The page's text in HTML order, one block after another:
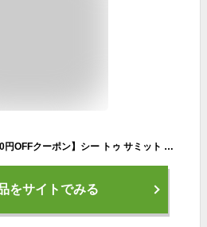
【5日は！枚数限定 最大1,000円OFFクーポン】シー トゥ サミット ポケットアンブレラ ST85115001 傘 アウトドア 折りたたみ キャンプ 軽量 小型 折りたたみ傘 折り畳み傘 登山 山登り トレッキング
をサイトでみる